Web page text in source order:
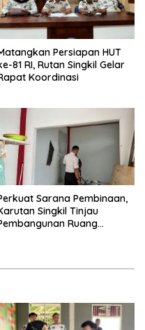
Persiapan HUT
81 RI, Rutan Singkil Gelar
Koordinasi
Sarana Pembinaan,
Singkil Tinjau
Ruang